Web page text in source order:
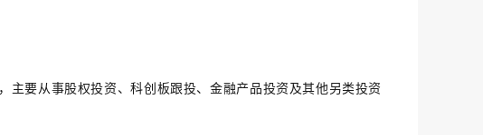
要从事股权投资、科创板跟投、金融产品投资及其他另类投资